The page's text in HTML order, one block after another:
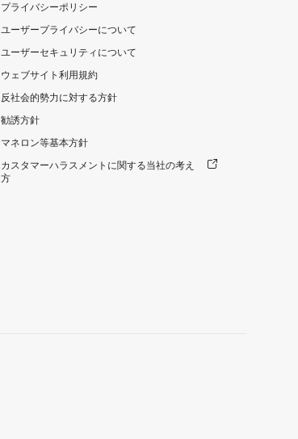
プライバシーポリシー
ユーザープライバシーについて
ユーザーセキュリティについて
ウェブサイト利用規約
反社会的勢力に対する方針
勧誘方針
マネロン等基本方針
カスタマーハラスメントに関する当社の考え
方